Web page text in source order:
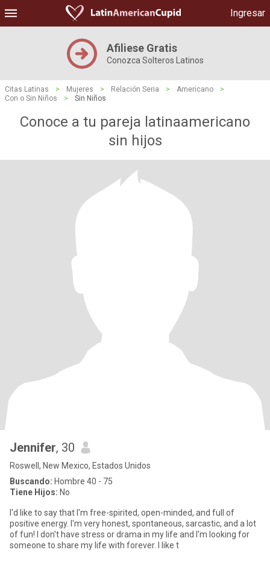
Ingresar
Afiliese Gratis
Conozca Solteros Latinos
Citas Latinas > Mujeres > Relación Seria > Americano
>
Con o Sin Niños
> Sin Niños
Conoce a tu pareja latinaamericano
sin hijos
Jennifer, 30
Roswell, New Mexico, Estados Unidos
Buscando: Hombre 40 - 75
Tiene Hijos: No
I'd like to say that I'm free-spirited, open-minded, and full of
positive energy. I'm very honest, spontaneous, sarcastic, and a lot
of fun! I don't have stress or drama in my life and I'm looking for
someone to share my life with forever. I like t